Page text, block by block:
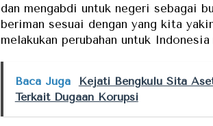
dan mengabdi untuk negeri sebagai
beriman sesuai dengan yang kita
melakukan perubahan untuk Indonesia
Baca Juga
Kejati Bengkulu Sita
Terkait Dugaan Korupsi